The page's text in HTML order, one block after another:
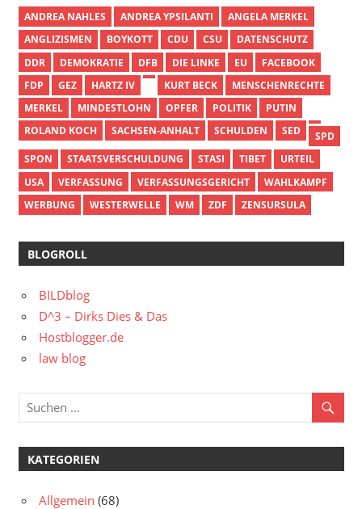
ANDREA NAHLES ANDREA YPSILANTI
ANGELA MERKEL
ANGLIZISMEN
BOYKOTT CDU CSU
DATENSCHUTZ
DDR
DEMOKRATIE DFB DIE LINKE EU
FACEBOOK
FDP
GEZ HARTZ IV KURT BECK
MENSCHENRECHTE
MERKEL
MINDESTLOHN OPFER POLITIK
PUTIN
ROLAND KOCH
SACHSEN-ANHALT SCHULDEN SED
SPD
SPON
STAATSVERSCHULDUNG STASI TIBET
URTEIL
USA
VERFASSUNG VERFASSUNGSGERICHT
WAHLKAMPF
WERBUNG
WESTERWELLE WM ZDF ZENSURSULA
BLOGROLL
BILDblog
D^3 – Dirks Dies & Das
Hostblogger.de
law blog
KATEGORIEN
Allgemein (68)